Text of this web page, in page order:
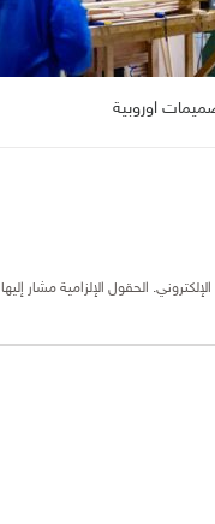
اوروبية
الحقول الإلزامية مشار إليها